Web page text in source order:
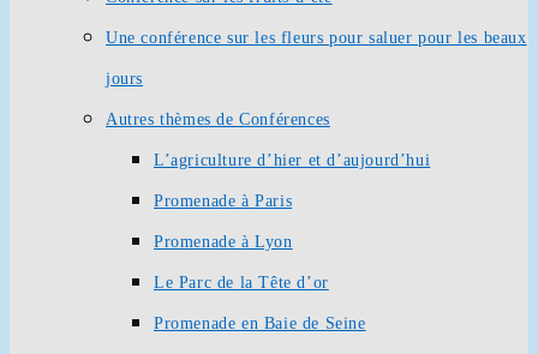
Une conférence sur les fleurs pour saluer pour les beaux
jours
Autres thèmes de Conférences
L’agriculture d’hier et d’aujourd’hui
Promenade à Paris
Promenade à Lyon
Le Parc de la Tête d’or
Promenade en Baie de Seine